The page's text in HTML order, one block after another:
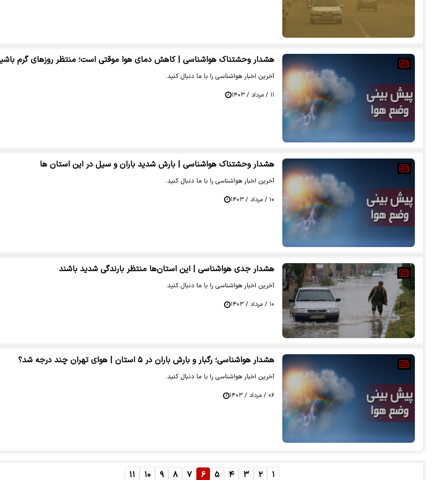
هشدار وحشتناک هواشناسی | کاهش دمای هوا موقتی است؛ منتظر روزهای گرم
آخرین اخبار هواشناسی را با ما دنبال کنید.
۱۱ / مرداد / ۱۴۰۳
هشدار وحشتناک هواشناسی | بارش شدید باران و سیل در این استان ها
آخرین اخبار هواشناسی را با ما دنبال کنید.
۱۰ / مرداد / ۱۴۰۳
هشدار جدی هواشناسی | این استان‌ها منتظر بارندگی شدید باشند
آخرین اخبار هواشناسی را با ما دنبال کنید.
۱۰ / مرداد / ۱۴۰۳
هشدار هواشناسی؛ رگبار و بارش باران در ۵ استان | هوای تهران چند درجه شد؟
آخرین اخبار هواشناسی را با ما دنبال کنید.
۰۶ / مرداد / ۱۴۰۳
۱ ۲ ۳ ۴ ۵ ۶ ۷ ۸ ۹ ۱۰ ۱۱